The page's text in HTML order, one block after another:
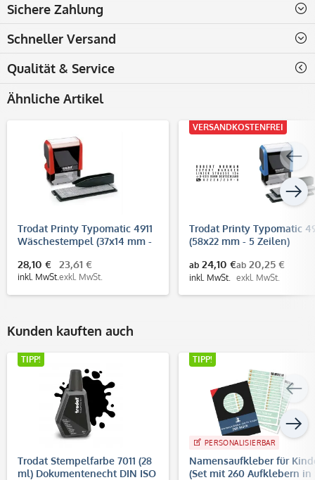
Sichere Zahlung
Schneller Versand
Qualität & Service
Ähnliche Artikel
Trodat Printy Typomatic 4911
Wäschestempel (37x14 mm -
Textilstempel
28,10 €
inkl. MwSt.
23,61 €
exkl. MwSt.
VERSANDKOSTENFREI
Trodat Printy Typomatic
(58x22 mm - 5 Zeilen)
ab 24,10 €
inkl. MwSt.
ab 20,25 €
exkl. MwSt.
Kunden kauften auch
TIPP!
Trodat Stempelfarbe 7011 (28
ml) Dokumentenecht DIN ISO
TIPP!
PERSONALISIERBAR
Namensaufkleber für
(Set mit 260 Aufklebern in